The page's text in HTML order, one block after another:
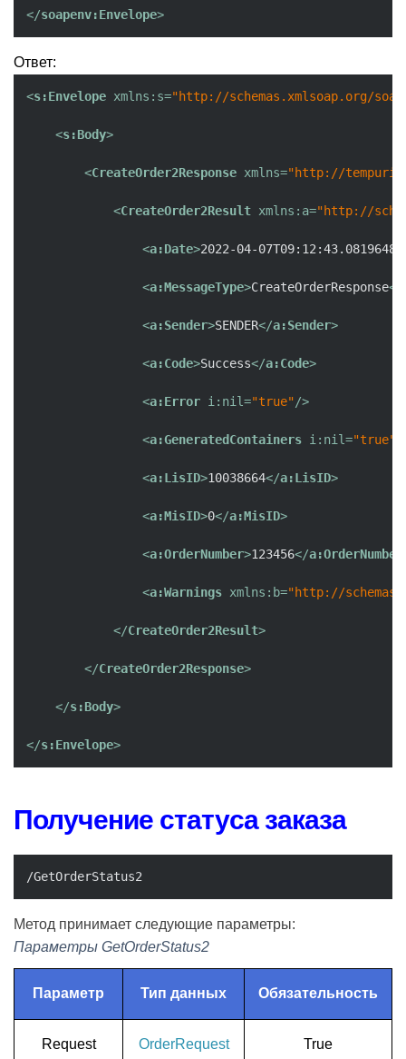
</soapenv:Envelope>
Ответ:
<s:Envelope xmlns:s="http://schemas.xmlsoap.org/
<s:Body>
<CreateOrder2Response xmlns="http://
<CreateOrder2Result xmlns:a="http://
<a:Date>2022-04-
<a:MessageType>CreateOrderResponse</
<a:Sender>SENDER</a:Sender>
<a:Code>Success</a:Code>
<a:Error i:nil="true"/>
<a:GeneratedContainers i:nil="true"
<a:LisID>10038664</a:LisID>
<a:MisID>0</a:MisID>
<a:OrderNumber>123456</a:OrderNumber
<a:Warnings xmlns:b="http://
</CreateOrder2Result>
</CreateOrder2Response>
</s:Body>
</s:Envelope>
Получение статуса заказа
/GetOrderStatus2
Метод принимает следующие параметры:
Параметры GetOrderStatus2
Параметр Тип данных Обязательность
Request OrderRequest True